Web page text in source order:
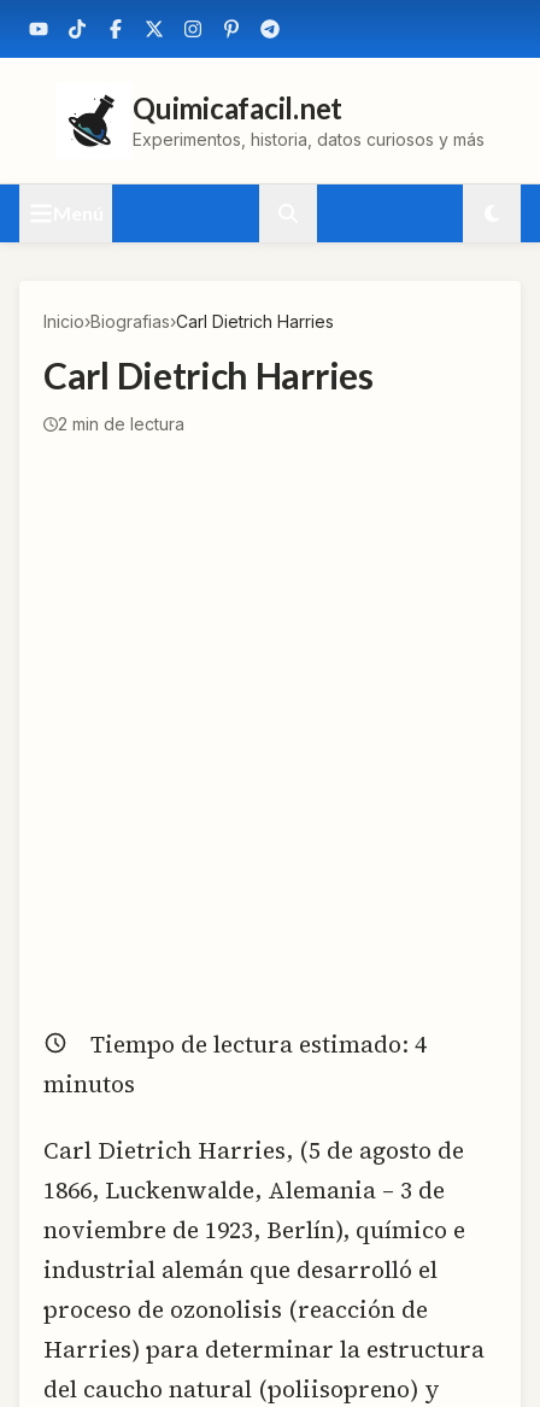
Quimicafacil.net
Experimentos, historia, datos curiosos y más
Inicio›Biografias›Carl Dietrich Harries
Carl Dietrich Harries
2 min de lectura
Tiempo de lectura estimado: 4
minutos
Carl Dietrich Harries, (5 de agosto de
1866, Luckenwalde, Alemania – 3 de
noviembre de 1923, Berlín), químico e
industrial alemán que desarrolló el
proceso de ozonolisis (reacción de
Harries) para determinar la estructura
del caucho natural (poliisopreno) y